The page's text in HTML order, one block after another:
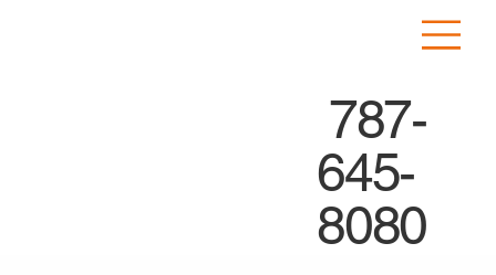
787-
645-
8080